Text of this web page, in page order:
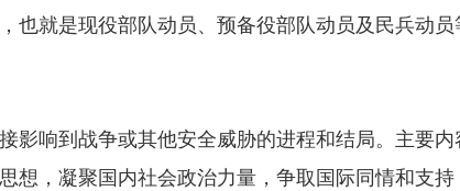
也就是现役部队动员、预备役部队动员及民兵动员
响到战争或其他安全威胁的进程和结局。主要内
想，凝聚国内社会政治力量，争取国际同情和支持